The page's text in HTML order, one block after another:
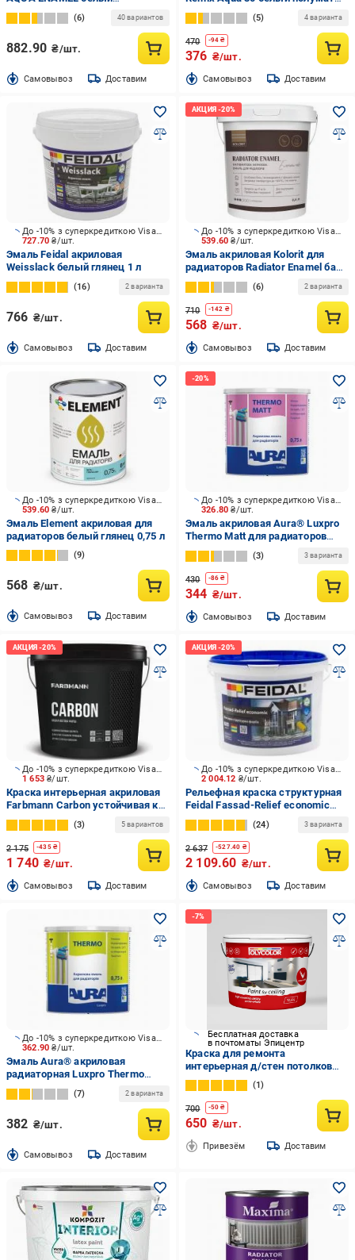
шелковистый мат 2 л
6 40 вариантов
882.90 ₴/шт.
Cамовывоз Доставим
0,75 л
5 4 варианта
470 -94 ₴
376 ₴/шт.
Cамовывоз Доставим
727.70₴/шт.
До -10% з суперкредиткою Visa Вигода
Эмаль Feidal акриловая
Weisslack белый глянец 1 л
16 2 варианта
766 ₴/шт.
Cамовывоз Доставим
539.60₴/шт.
До -10% з суперкредиткою Visa Вигода
Эмаль акриловая Kolorit для
радиаторов Radiator Enamel база
А белый полумат 0,9 л
6 2 варианта
710 -142 ₴
568 ₴/шт.
Cамовывоз Доставим
539.60₴/шт.
До -10% з суперкредиткою Visa Вигода
Эмаль Element акриловая для
радиаторов белый глянец 0,75 л
9
568 ₴/шт.
Cамовывоз Доставим
326.80₴/шт.
До -10% з суперкредиткою Visa Вигода
Эмаль акриловая Aura® Luxpro
Thermo Matt для радиаторов
Белый (База А) мат 0,75 л
3 3 варианта
430 -86 ₴
344 ₴/шт.
Cамовывоз Доставим
1 653₴/шт.
До -10% з суперкредиткою Visa Вигода
Краска интерьерная акриловая
Farbmann Carbon устойчивая к
мойке и плесени мат белая 4,5 л
3 5 вариантов
2 175 -435₴
1 740 ₴/шт.
Cамовывоз Доставим
2 004.12 ₴/шт.
До -10% з суперкредиткою Visa Вигода
Рельефная краска структурная
Feidal Fassad-Relief economic
мат белый 10 л
24 3 варианта
2 637 -527.40 ₴
2 109.60 ₴/шт.
Cамовывоз Доставим
362.90₴/шт.
До -10% з суперкредиткою Visa Вигода
Эмаль Aura® акриловая
радиаторная Luxpro Thermo
белый глянец 0,75 л
7 2 варианта
382 ₴/шт.
Cамовывоз Доставим
Бесплатная доставка
в почтоматы Эпицентр
Краска для ремонта
интерьерная д/стен потолков
12,6 кг Polycolor super white
1
700 -50 ₴
650 ₴/шт.
Привезём Доставим